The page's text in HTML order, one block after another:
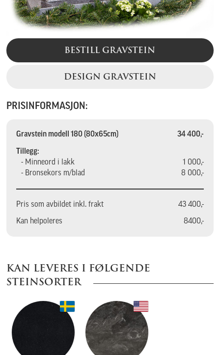
BESTILL GRAVSTEIN
DESIGN GRAVSTEIN
PRISINFORMASJON:
Gravstein modell 180 (80x65cm) 34 400,-
Tillegg:
- Minneord i lakk
1 000,-
- Bronsekors m/blad
8 000,-
Pris som avbildet inkl. frakt 43 400,-
Kan helpoleres 8400,-
KAN LEVERES I FØLGENDE
STEINSORTER